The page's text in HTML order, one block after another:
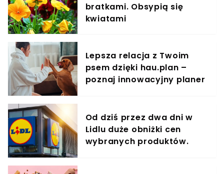
bratkami. Obsypią się
kwiatami
Lepsza relacja z Twoim
psem dzięki hau.plan –
poznaj innowacyjny planer
Od dziś przez dwa dni w
Lidlu duże obniżki cen
wybranych produktów.